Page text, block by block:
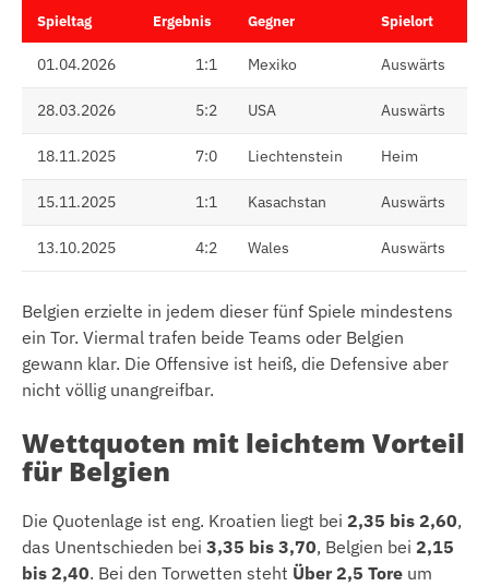
Spieltag Ergebnis Gegner Spielort
01.04.2026 1:1 Mexiko Auswärts
28.03.2026 5:2 USA Auswärts
18.11.2025 7:0 Liechtenstein Heim
15.11.2025 1:1 Kasachstan Auswärts
13.10.2025 4:2 Wales Auswärts
Belgien erzielte in jedem dieser fünf Spiele mindestens
ein Tor. Viermal trafen beide Teams oder Belgien
gewann klar. Die Offensive ist heiß, die Defensive aber
nicht völlig unangreifbar.
Wettquoten mit leichtem Vorteil
für Belgien
Die Quotenlage ist eng. Kroatien liegt bei 2,35 bis 2,60,
das Unentschieden bei 3,35 bis 3,70, Belgien bei 2,15
bis 2,40. Bei den Torwetten steht Über 2,5 Tore um